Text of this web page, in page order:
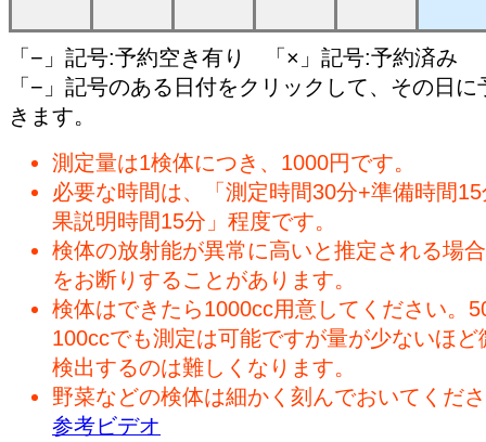
「−」記号:予約空き有り 「×」記号:予約済み
「−」記号のある日付をクリックして、その日に
きます。
測定量は1検体につき、1000円です。
必要な時間は、「測定時間30分+準備時間
果説明時間15分」程度です。
検体の放射能が異常に高いと推定される場
をお断りすることがあります。
検体はできたら1000cc用意してください。
100ccでも測定は可能ですが量が少ないほど
検出するのは難しくなります。
野菜などの検体は細かく刻んでおいてくだ
参考ビデオ